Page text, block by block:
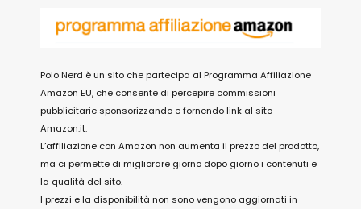
Polo Nerd è un sito che partecipa al Programma Affiliazione
Amazon EU, che consente di percepire commissioni
pubblicitarie sponsorizzando e fornendo link al sito
Amazon.it.
L’affiliazione con Amazon non aumenta il prezzo del prodotto,
ma ci permette di migliorare giorno dopo giorno i contenuti e
la qualità del sito.
I prezzi e la disponibilità non sono vengono aggiornati in